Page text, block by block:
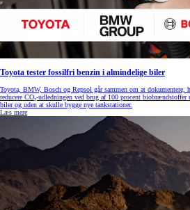
Toyota tester fossilfri benzin i almindelige biler
Toyota, BMW, Bosch og Repsol går sammen om at dokumentere,
reducere CO₂-udledningen ved brug af 100 procent
biler og uden at skulle bygge nye tankstationer.
Læs mere